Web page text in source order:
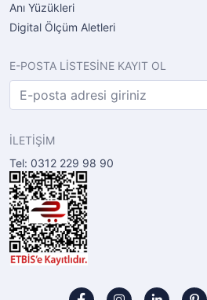
Anı Yüzükleri
Digital Ölçüm Aletleri
E-POSTA LİSTESİNE KAYIT OL
İLETİŞİM
Tel: 0312 229 98 90